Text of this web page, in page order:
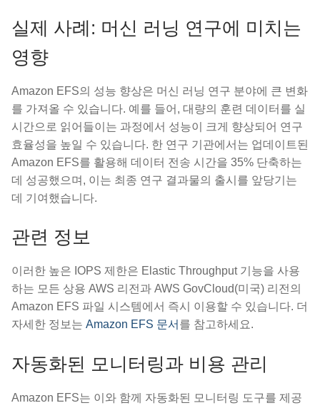
실제 사례: 머신 러닝 연구에 미치는
영향
Amazon EFS의 성능 향상은 머신 러닝 연구 분야에 큰 변화
를 가져올 수 있습니다. 예를 들어, 대량의 훈련 데이터를 실
시간으로 읽어들이는 과정에서 성능이 크게 향상되어 연구
효율성을 높일 수 있습니다. 한 연구 기관에서는 업데이트된
Amazon EFS를 활용해 데이터 전송 시간을 35% 단축하는
데 성공했으며, 이는 최종 연구 결과물의 출시를 앞당기는
데 기여했습니다.
관련 정보
이러한 높은 IOPS 제한은 Elastic Throughput 기능을 사용
하는 모든 상용 AWS 리전과 AWS GovCloud(미국) 리전의
Amazon EFS 파일 시스템에서 즉시 이용할 수 있습니다. 더
자세한 정보는 Amazon EFS 문서 를 참고하세요.
자동화된 모니터링과 비용 관리
Amazon EFS는 이와 함께 자동화된 모니터링 도구를 제공